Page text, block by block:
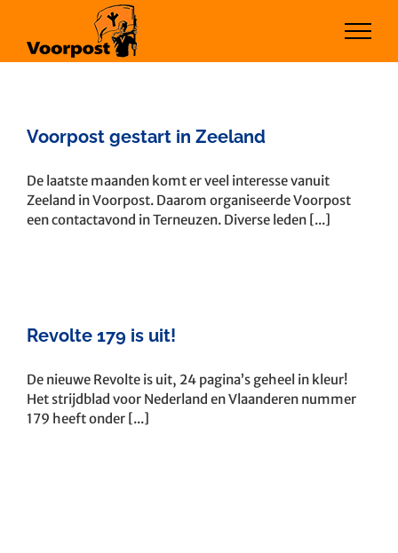
inhoud
Voorpost gestart in Zeeland
De laatste maanden komt er veel interesse vanuit
Zeeland in Voorpost. Daarom organiseerde Voorpost
een contactavond in Terneuzen. Diverse leden [...]
Revolte 179 is uit!
De nieuwe Revolte is uit, 24 pagina’s geheel in kleur!
Het strijdblad voor Nederland en Vlaanderen nummer
179 heeft onder [...]